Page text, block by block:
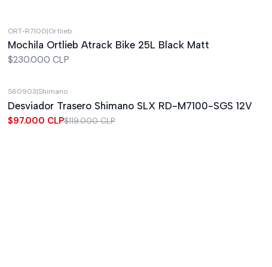
ORT-R7100|Ortlieb
Mochila Ortlieb Atrack Bike 25L Black Matt
$230.000 CLP
OFF
S60903|Shimano
Desviador Trasero Shimano SLX RD-M7100-SGS 12V
$97.000 CLP$119.000 CLP